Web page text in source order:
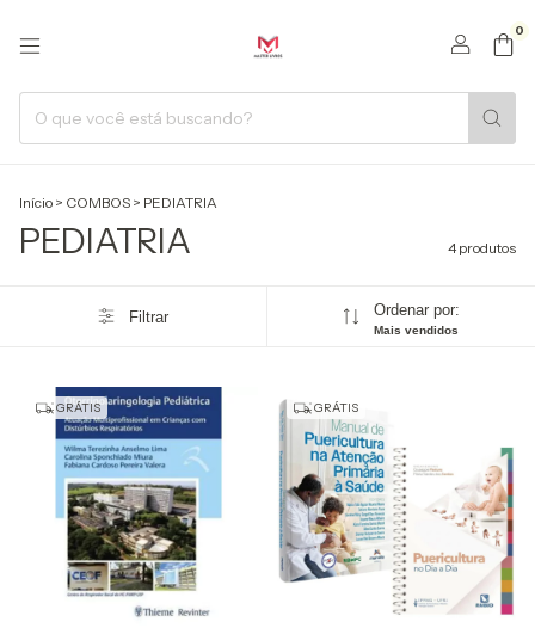
0
Início > COMBOS > PEDIATRIA
PEDIATRIA 4 produtos
Filtrar Ordenar por:
Mais vendidos
GRÁTIS GRÁTIS